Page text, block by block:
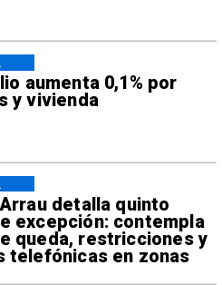
aumenta 0,1% por
y vivienda
detalla quinto
excepción: contempla
queda, restricciones y
telefónicas en zonas